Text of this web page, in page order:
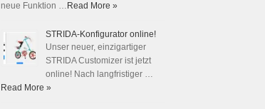
neue Funktion … Read More »
STRIDA-Konfigurator online!
Unser neuer, einzigartiger
STRIDA Customizer ist jetzt
online! Nach langfristiger …
Read More »